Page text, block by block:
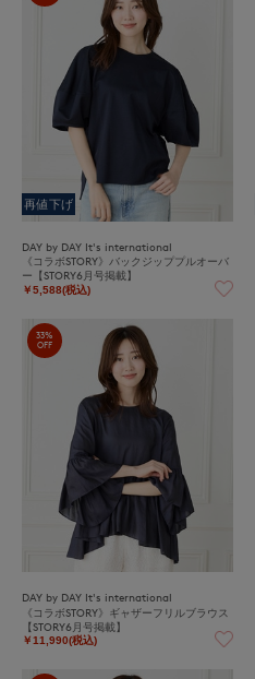
再値下げ
DAY by DAY It's international
《コラボSTORY》バックジッププルオーバ
ー【STORY6月号掲載】
￥5,588(税込)
33%
OFF
DAY by DAY It's international
《コラボSTORY》ギャザーフリルブラウス
【STORY6月号掲載】
￥11,990(税込)